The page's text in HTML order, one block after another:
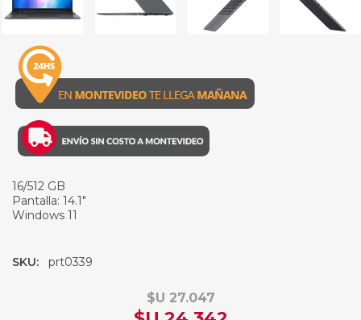
16/512 GB
Pantalla: 14.1"
Windows 11
SKU: prt0339
$U 27.047